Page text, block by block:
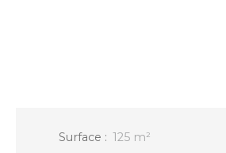
Surface : 125 m²